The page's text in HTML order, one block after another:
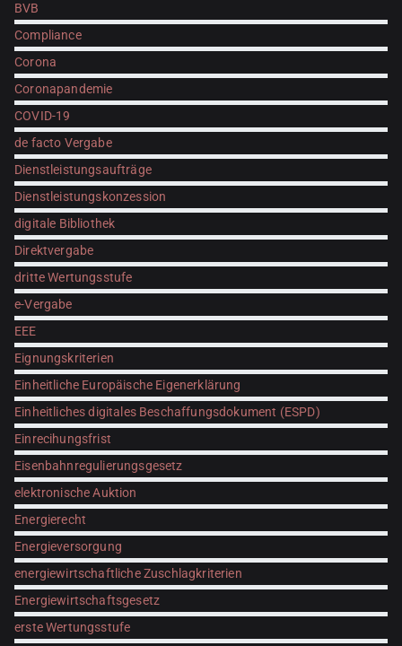
BVB
Compliance
Corona
Coronapandemie
COVID-19
de facto Vergabe
Dienstleistungsaufträge
Dienstleistungskonzession
digitale Bibliothek
Direktvergabe
dritte Wertungsstufe
e-Vergabe
EEE
Eignungskriterien
Einheitliche Europäische Eigenerklärung
Einheitliches digitales Beschaffungsdokument (ESPD)
Einrecihungsfrist
Eisenbahnregulierungsgesetz
elektronische Auktion
Energierecht
Energieversorgung
energiewirtschaftliche Zuschlagkriterien
Energiewirtschaftsgesetz
erste Wertungsstufe